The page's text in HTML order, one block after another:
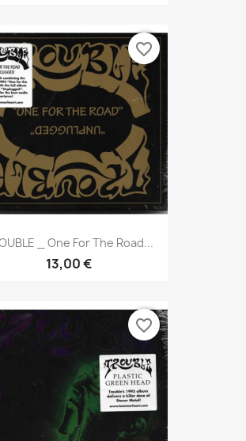
_ One For The Road...
13,00 €
favorite_border
favorite_border